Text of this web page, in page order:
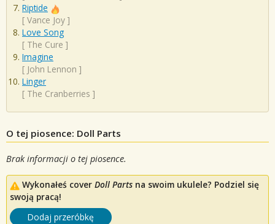
Riptide
[ Vance Joy ]
Love Song
[ The Cure ]
Imagine
[ John Lennon ]
Linger
[ The Cranberries ]
O tej piosence: Doll Parts
Brak informacji o tej piosence.
Wykonałeś cover Doll Parts na swoim ukulele? Podziel się
swoją pracą!
Dodaj przeróbkę